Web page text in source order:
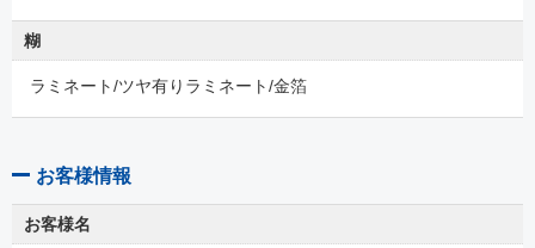
糊
ラミネート/ツヤ有りラミネート/金箔
お客様情報
お客様名